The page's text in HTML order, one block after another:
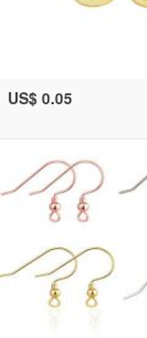
US$ 0.05